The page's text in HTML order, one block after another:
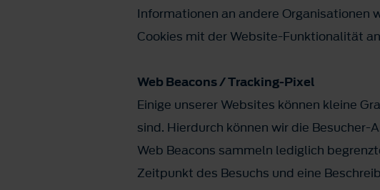
Informationen an andere Organisationen
Cookies mit der Website-Funktionalität
Web Beacons / Tracking-Pixel
Einige unserer Websites können kleine
sind. Hierdurch können wir die Besucher-
Web Beacons sammeln lediglich
Zeitpunkt des Besuchs und eine